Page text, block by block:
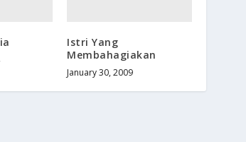
Istri Yang
Membahagiakan
January 30, 2009